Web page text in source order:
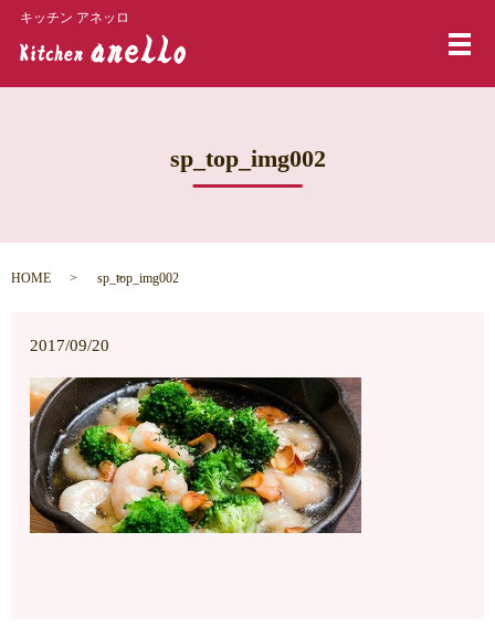
キッチン アネッロ
メ
sp_top_img002
HOME sp_top_img002
2017/09/20